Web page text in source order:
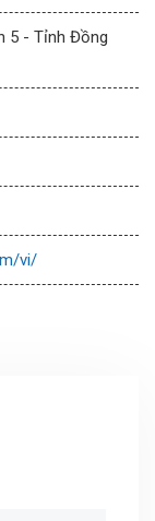
5 - Tỉnh Đồng
vi/